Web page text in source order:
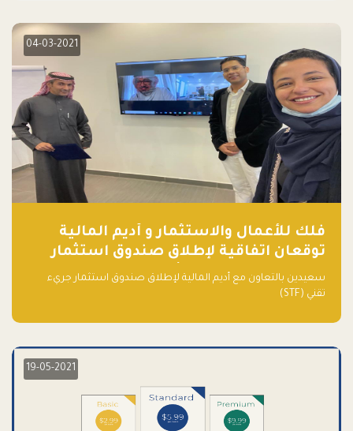
04-03-2021
فلك للأعمال والاستثمار و أديم المالية
توقعان اتفاقية لإطلاق صندوق استثمار
جريء تقني (STF) - مشغل من قبل فـلك
سعيدين بالتعاون مع أديم المالية لإطلاق صندوق استثمار جريء
تقني (STF)
19-05-2021